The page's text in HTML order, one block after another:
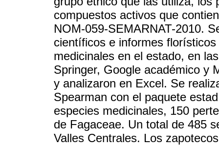
compuestos activos que
NOM-059-SEMARNAT-2010.
científicos e informes
medicinales en el estado, en
Springer, Google académico y
y analizaron en Excel. Se
Spearman con el paquete
especies medicinales, 150
de Fagaceae. Un total de 485
Valles Centrales. Los